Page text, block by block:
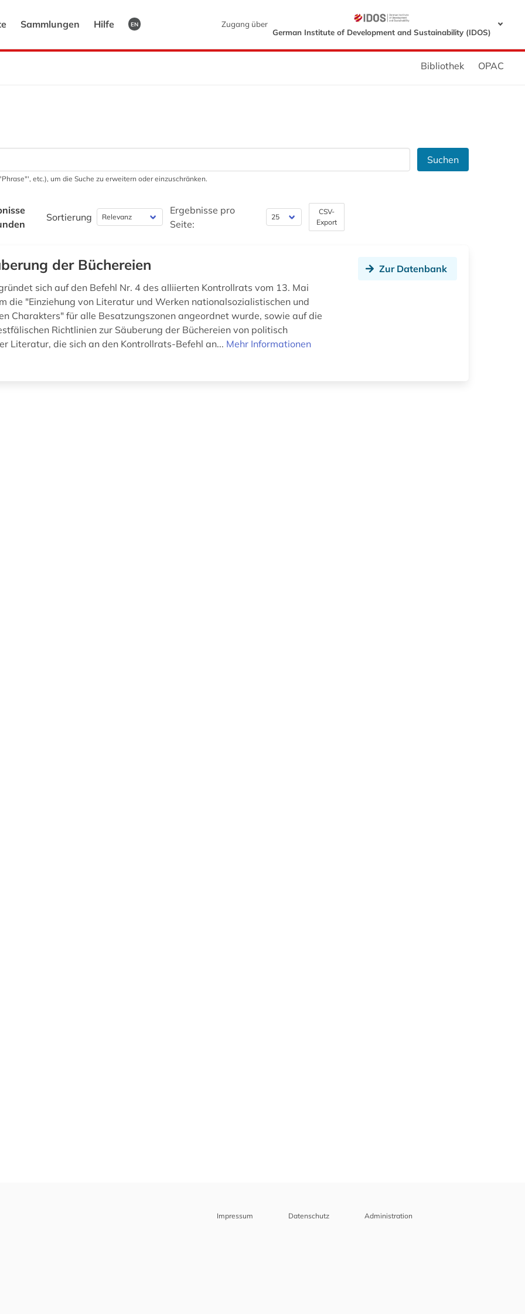
Sammlungen Hilfe EN
Zugang über
German Institute of Development and Sustainability (IDOS)
Bibliothek OPAC
Suchen
etc.), um die Suche zu erweitern oder einzuschränken.
Sortierung
Ergebnisse pro
Seite:
CSV-
Export
der Büchereien
sich auf den Befehl Nr. 4 des alliierten Kontrollrats vom 13. Mai
die "Einziehung von Literatur und Werken nationalsozialistischen und
Charakters" für alle Besatzungszonen angeordnet wurde, sowie auf die
Richtlinien zur Säuberung der Büchereien von politisch
Literatur, die sich an den Kontrollrats-Befehl an... Mehr Informationen
Zur Datenbank
Impressum Datenschutz Administration